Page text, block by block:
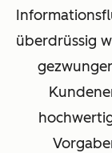
überdrüssig